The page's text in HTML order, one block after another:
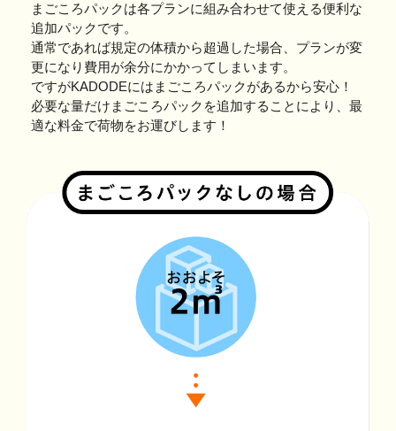
まごころパックは各プランに組み合わせて使える便利な
追加パックです。
通常であれば規定の体積から超過した場合、プランが変
更になり費用が余分にかかってしまいます。
ですがKADODEにはまごころパックがあるから安心！
必要な量だけまごころパックを追加することにより、最
適な料金で荷物をお運びします！